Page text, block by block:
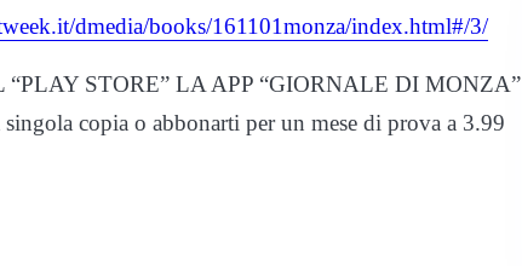
dmedia/books/161101monza/index.html#/3/
STORE” LA APP “GIORNALE DI MONZA”
copia o abbonarti per un mese di prova a 3.99